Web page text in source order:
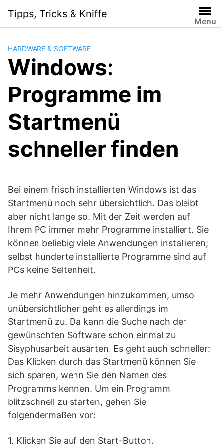
content
Tipps, Tricks & Kniffe
Menu
HARDWARE & SOFTWARE
Windows:
Programme im
Startmenü
schneller finden
Bei einem frisch installierten Windows ist das
Startmenü noch sehr übersichtlich. Das bleibt
aber nicht lange so. Mit der Zeit werden auf
Ihrem PC immer mehr Programme installiert. Sie
können beliebig viele Anwendungen installieren;
selbst hunderte installierte Programme sind auf
PCs keine Seltenheit.
Je mehr Anwendungen hinzukommen, umso
unübersichtlicher geht es allerdings im
Startmenü zu. Da kann die Suche nach der
gewünschten Software schon einmal zu
Sisyphusarbeit ausarten. Es geht auch schneller:
Das Klicken durch das Startmenü können Sie
sich sparen, wenn Sie den Namen des
Programms kennen. Um ein Programm
blitzschnell zu starten, gehen Sie
folgendermaßen vor:
1. Klicken Sie auf den Start-Button.